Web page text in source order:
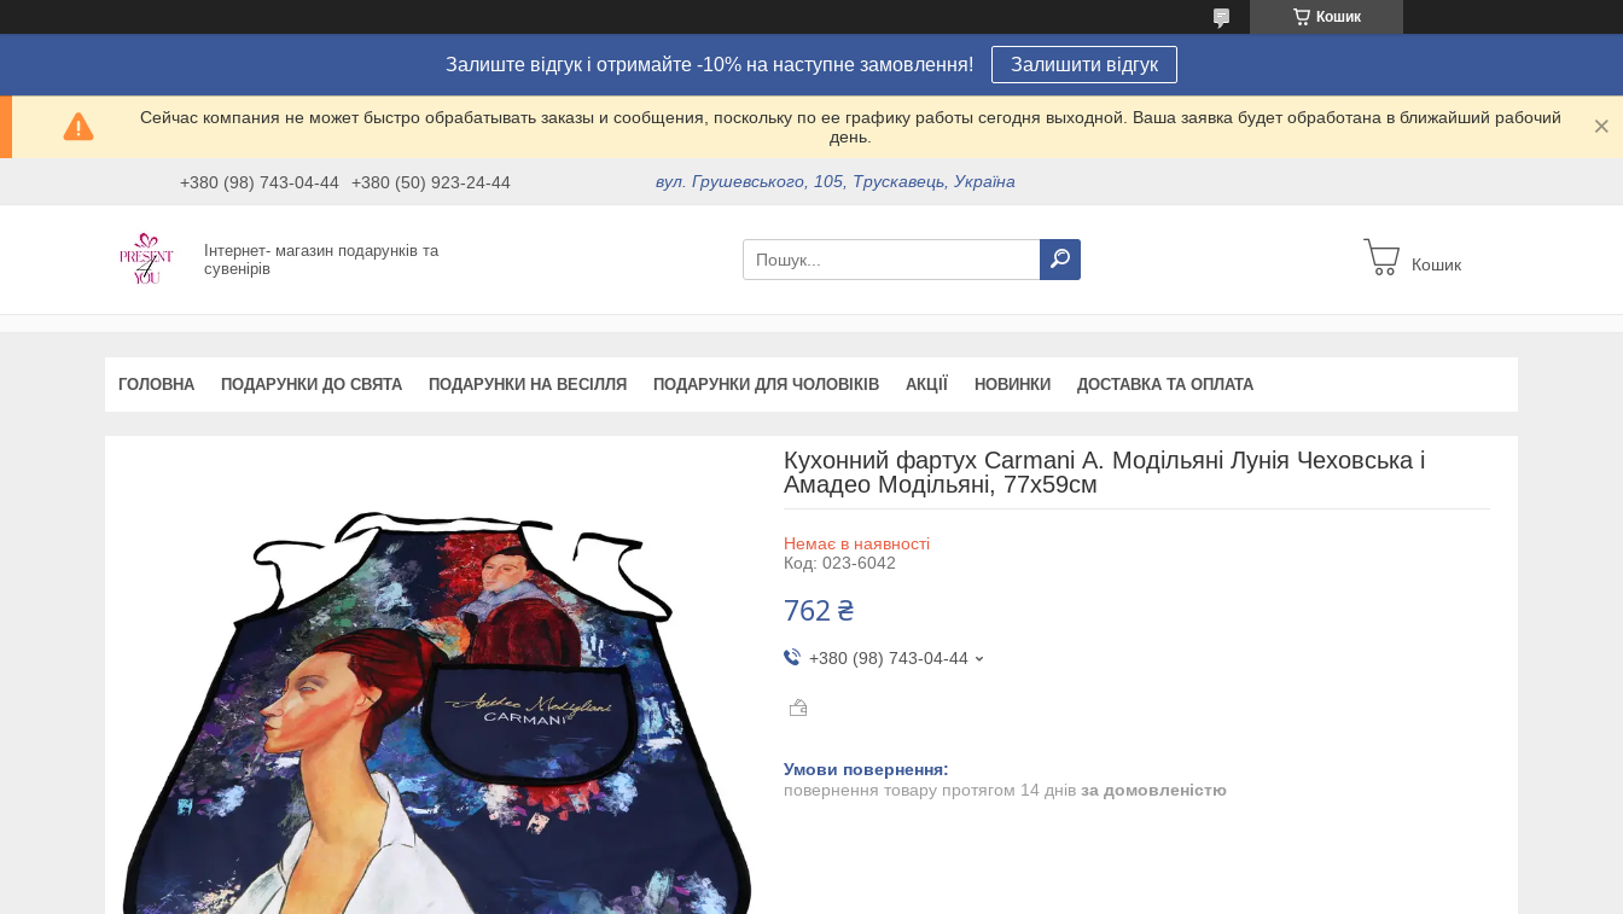
Кошик
Залиште відгук і отримайте -10% на наступне замовлення! Залишити відгук
Сейчас компания не может быстро обрабатывать заказы и сообщения, поскольку по ее графику работы сегодня выходной. Ваша заявка будет обработана в ближайший рабочий
день.
+380 (98) 743-04-44 +380 (50) 923-24-44 вул. Грушевського, 105, Трускавець, Україна
Інтернет- магазин подарунків та
сувенірів
Кошик
ГОЛОВНА ПОДАРУНКИ ДО СВЯТА ПОДАРУНКИ НА ВЕСІЛЛЯ ПОДАРУНКИ ДЛЯ ЧОЛОВІКІВ АКЦІЇ НОВИНКИ ДОСТАВКА ТА ОПЛАТА
Кухонний фартух Carmani А. Модільяні Лунія Чеховська і
Амадео Модільяні, 77х59см
Немає в наявності
Код: 023-6042
762 ₴
+380 (98) 743-04-44
повернення товару протягом 14 днів за домовленістю